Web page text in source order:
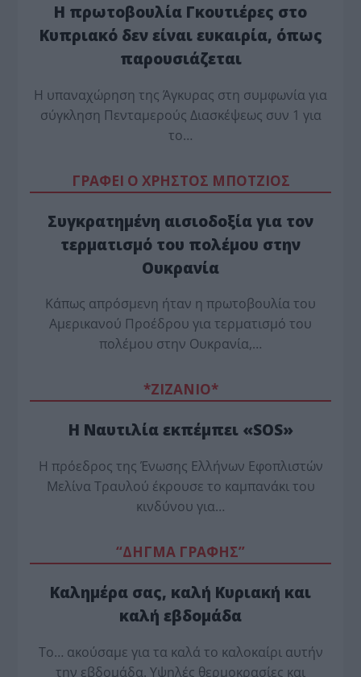
Η πρωτοβουλία Γκουτιέρες στο
Κυπριακό δεν είναι ευκαιρία, όπως
παρουσιάζεται
Η υπαναχώρηση της Άγκυρας στη συμφωνία για
σύγκληση Πενταμερούς Διασκέψεως συν 1 για
το…
ΓΡΑΦΕΙ Ο ΧΡΗΣΤΟΣ ΜΠΟΤΖΙΟΣ
Συγκρατημένη αισιοδοξία για τον
τερματισμό του πολέμου στην
Ουκρανία
Κάπως απρόσμενη ήταν η πρωτοβουλία του
Αμερικανού Προέδρου για τερματισμό του
πολέμου στην Ουκρανία,…
*ZΙΖΑΝΙΟ*
Η Ναυτιλία εκπέμπει «SOS»
Η πρόεδρος της Ένωσης Ελλήνων Εφοπλιστών
Μελίνα Τραυλού έ­κρουσε το καμπανάκι του
κινδύνου για…
“ΔΗΓΜΑ ΓΡΑΦΗΣ”
Καλημέρα σας, καλή Κυριακή και
καλή εβδομάδα
Το… ακούσαμε για τα καλά το καλοκαίρι αυτήν
την εβδομάδα. Υψηλές θερμοκρασίες και